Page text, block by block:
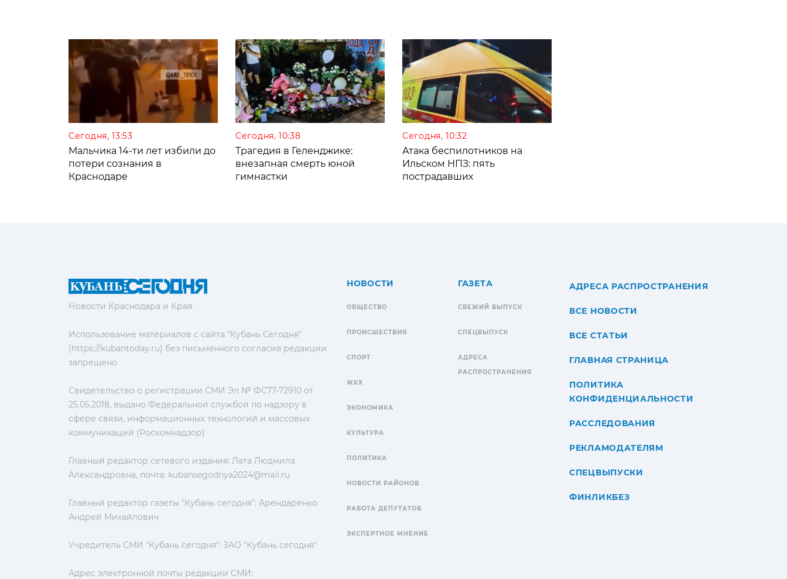
Сегодня, 13:53
Мальчика 14-ти лет избили до
потери сознания в
Краснодаре
Сегодня, 10:38
Трагедия в Геленджике:
внезапная смерть юной
гимнастки
Сегодня, 10:32
Атака беспилотников на
Ильском НПЗ: пять
пострадавших
Новости Краснодара и Края
Использование материалов с сайта "Кубань Сегодня"
(https://kubantoday.ru) без письменного согласия редакции
запрещено
Свидетельство о регистрации СМИ Эл № ФС77-72910 от
25.05.2018, выдано Федеральной службой по надзору в
сфере связи, информационных технологий и массовых
коммуникаций (Роскомнадзор)
Главный редактор сетевого издания: Лата Людмила
Александровна, почта: kubansegodnya2024@mail.ru
Главный редактор газеты "Кубань сегодня": Арендаренко
Андрей Михайлович
Учредитель СМИ "Кубань сегодня": ЗАО "Кубань сегодня"
Адрес электронной почты редакции СМИ:
НОВОСТИ
ОБЩЕСТВО
ПРОИСШЕСТВИЯ
СПОРТ
ЖКХ
ЭКОНОМИКА
КУЛЬТУРА
ПОЛИТИКА
НОВОСТИ РАЙОНОВ
РАБОТА ДЕПУТАТОВ
ЭКСПЕРТНОЕ МНЕНИЕ
ГАЗЕТА
СВЕЖИЙ ВЫПУСК
СПЕЦВЫПУСК
АДРЕСА
РАСПРОСТРАНЕНИЯ
АДРЕСА РАСПРОСТРАНЕНИЯ
ВСЕ НОВОСТИ
ВСЕ СТАТЬИ
ГЛАВНАЯ СТРАНИЦА
ПОЛИТИКА
КОНФИДЕНЦИАЛЬНОСТИ
РАССЛЕДОВАНИЯ
РЕКЛАМОДАТЕЛЯМ
СПЕЦВЫПУСКИ
ФИНЛИКБЕЗ